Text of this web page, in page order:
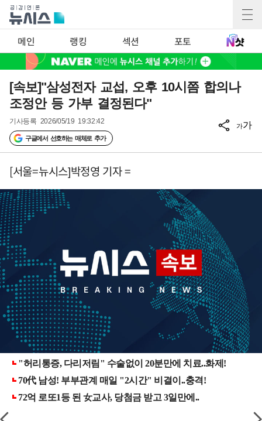
메인 랭킹 섹션 포토
[속보]"삼성전자 교섭, 오후 10시쯤 합의나
조정안 등 가부 결정된다"
기사등록 2026/05/19 19:32:42
구글에서 선호하는 매체로 추가
가가
[서울=뉴시스]박정영 기자 =